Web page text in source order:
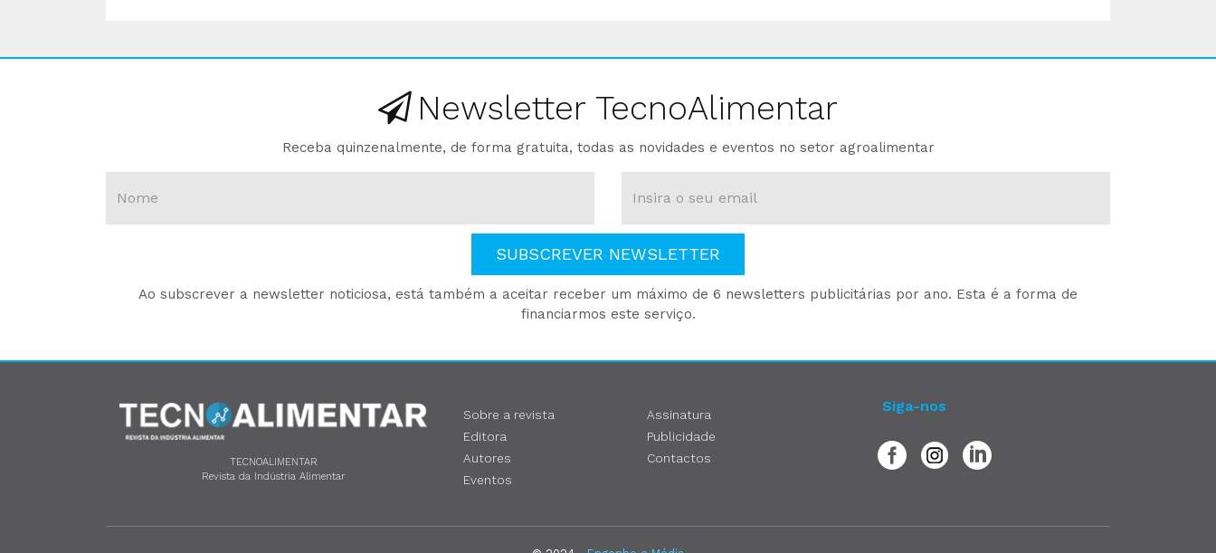
Newsletter TecnoAlimentar
Receba quinzenalmente, de forma gratuita, todas as novidades e eventos no setor agroalimentar
SUBSCREVER NEWSLETTER
Ao subscrever a newsletter noticiosa, está também a aceitar receber um máximo de 6 newsletters publicitárias por ano. Esta é a forma de
financiarmos este serviço.
TECNOALIMENTAR
Revista da Indústria Alimentar
Sobre a revista
Editora
Autores
Eventos
Assinatura
Publicidade
Contactos
Siga-nos